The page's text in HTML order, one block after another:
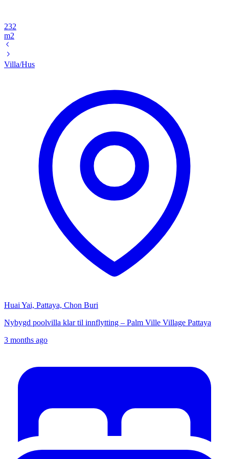
232
m2
Villa/Hus
Huai Yai, Pattaya, Chon Buri
Nybygd poolvilla klar til innflytting – Palm Ville Village Pattaya
3 months ago